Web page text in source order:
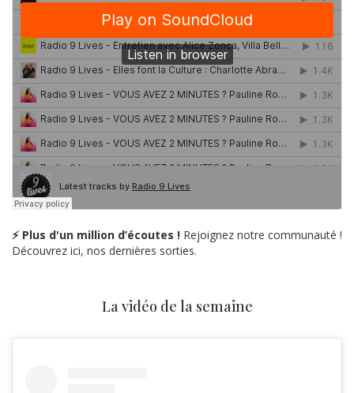
⚡ Plus d'un million d’écoutes ! Rejoignez notre communauté !
Découvrez ici, nos dernières sorties.
La vidéo de la semaine